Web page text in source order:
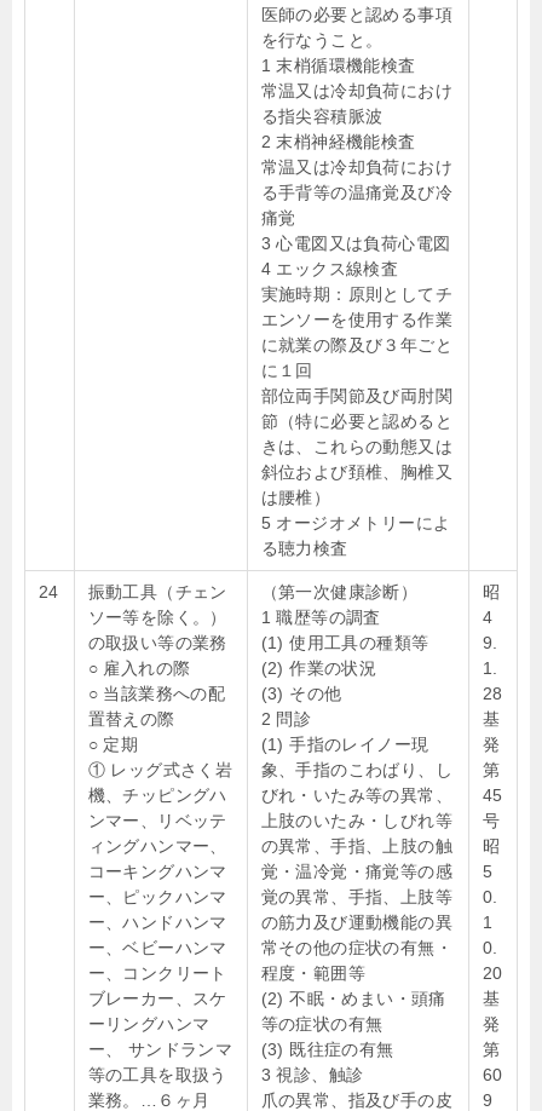
医師の必要と認める事項
を行なうこと。
1 末梢循環機能検査
常温又は冷却負荷におけ
る指尖容積脈波
2 末梢神経機能検査
常温又は冷却負荷におけ
る手背等の温痛覚及び冷
痛覚
3 心電図又は負荷心電図
4 エックス線検査
実施時期：原則としてチ
エンソーを使用する作業
に就業の際及び３年ごと
に１回
部位両手関節及び両肘関
節（特に必要と認めると
きは、これらの動態又は
斜位および頚椎、胸椎又
は腰椎）
5 オージオメトリーによ
る聴力検査
24
振動工具（チェン
ソー等を除く。）
の取扱い等の業務
○ 雇入れの際
○ 当該業務への配
置替えの際
○ 定期
① レッグ式さく岩
機、チッピングハ
ンマー、リベッテ
ィングハンマー、
コーキングハンマ
ー、ピックハンマ
ー、ハンドハンマ
ー、ベビーハンマ
ー、コンクリート
ブレーカー、スケ
ーリングハンマ
ー、 サンドランマ
等の工具を取扱う
業務。…６ヶ月
（第一次健康診断）
1 職歴等の調査
(1) 使用工具の種類等
(2) 作業の状況
(3) その他
2 問診
(1) 手指のレイノー現
象、手指のこわばり、し
びれ・いたみ等の異常、
上肢のいたみ・しびれ等
の異常、手指、上肢の触
覚・温冷覚・痛覚等の感
覚の異常、手指、上肢等
の筋力及び運動機能の異
常その他の症状の有無・
程度・範囲等
(2) 不眠・めまい・頭痛
等の症状の有無
(3) 既往症の有無
3 視診、触診
爪の異常、指及び手の皮
昭
4
9.
1.
28
基
発
第
45
号
昭
5
0.
1
0.
20
基
発
第
60
9